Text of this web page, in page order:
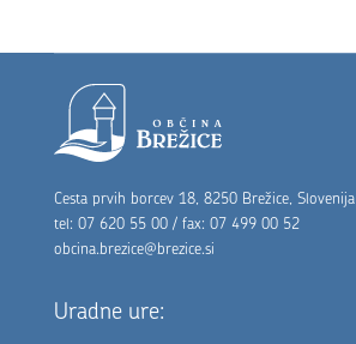
Noga strani
Cesta prvih borcev 18, 8250 Brežice, Slovenija
tel: 07 620 55 00 / fax: 07 499 00 52
obcina.brezice@brezice.si
Uradne ure: